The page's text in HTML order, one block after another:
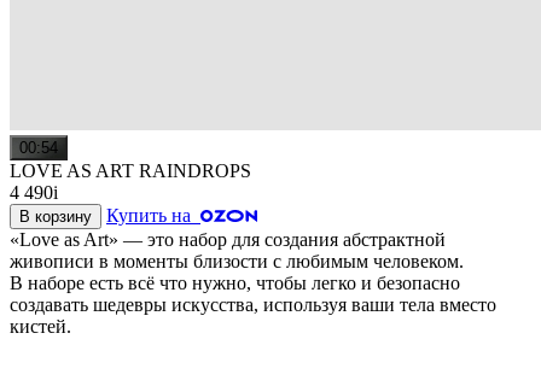
00:54
LOVE AS ART RAINDROPS
4 490i
В корзину
Купить на
«Love as Art» — это набор для создания абстрактной
живописи в моменты близости с любимым человеком.
В наборе есть всё что нужно, чтобы легко и безопасно
создавать шедевры искусства, используя ваши тела вместо
кистей.